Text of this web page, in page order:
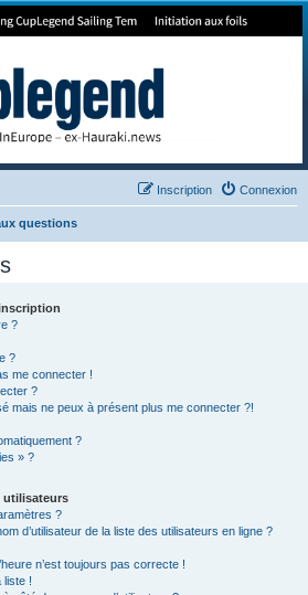
Connexion
Inscription
questions
?
?
me connecter !
?
mais ne peux à présent plus me connecter ?!
?
» ?
utilisateurs
?
d’utilisateur de la liste des utilisateurs en ligne ?
n’est toujours pas correcte !
liste !